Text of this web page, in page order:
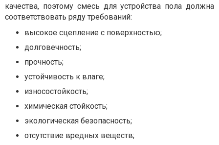
качества, поэтому смесь для устройства пола должна
соответствовать ряду требований:
высокое сцепление с поверхностью;
долговечность;
прочность;
устойчивость к влаге;
износостойкость;
химическая стойкость;
экологическая безопасность;
отсутствие вредных веществ;